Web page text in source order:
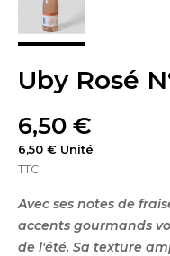
Uby Rosé
6,50 €
6,50 € Unité
TTC
Avec ses notes de
accents gourmands
de l'été. Sa texture